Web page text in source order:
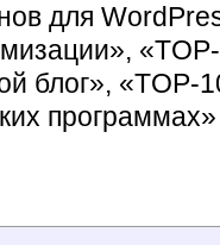
для
блог», «TOP-
программах»